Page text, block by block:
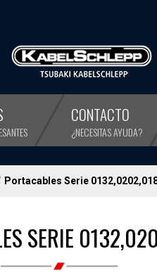
CONTACTO
¿NECESITAS AYUDA?
Portacables Serie
SERIE